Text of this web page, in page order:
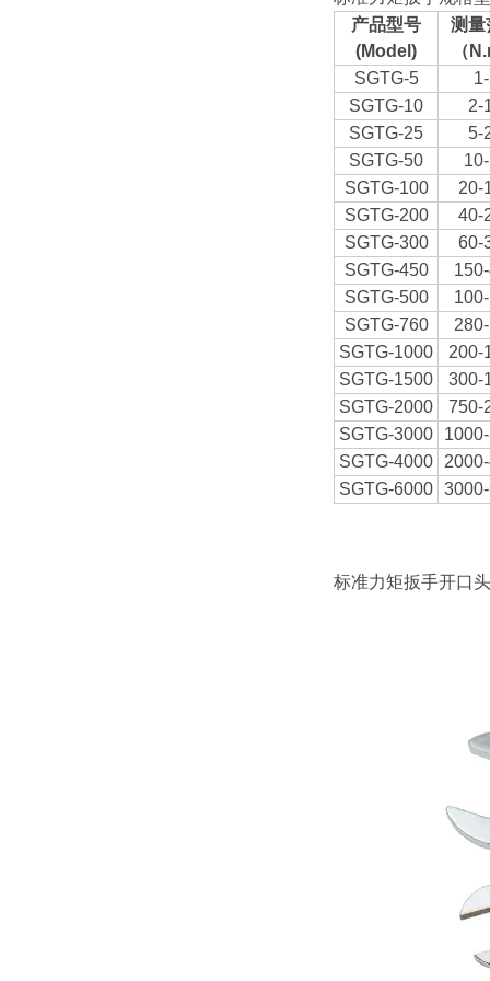
产品型号
(Model)
测量
（
SGTG-5
SGTG-10
2-
SGTG-25
5-
SGTG-50
SGTG-100
20-
SGTG-200
40-
SGTG-300
60-
SGTG-450
SGTG-500
SGTG-760
SGTG-1000
200-
SGTG-1500
300-
SGTG-2000
750-
SGTG-3000
SGTG-4000
SGTG-6000
标准力矩扳手开口头